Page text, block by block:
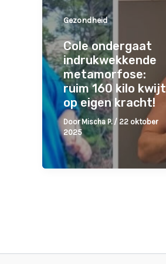
Gezondheid
Cole ondergaat
indrukwekkende
metamorfose:
ruim 160 kilo kwijt
op eigen kracht!
Door Mischa P. / 22 oktober
2025